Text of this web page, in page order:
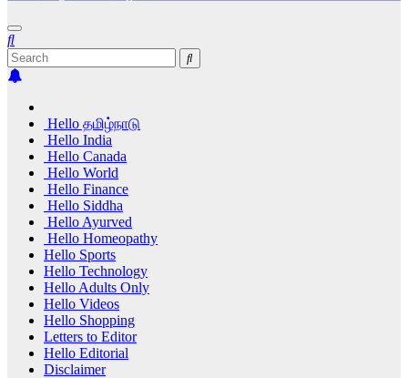
Hello தமிழ்நாடு
Hello India
Hello Canada
Hello World
Hello Finance
Hello Siddha
Hello Ayurved
Hello Homeopathy
Hello Sports
Hello Technology
Hello Adults Only
Hello Videos
Hello Shopping
Letters to Editor
Hello Editorial
Disclaimer